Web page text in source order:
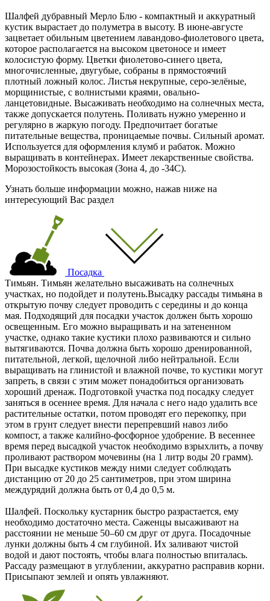
Шалфей дубравный Мерло Блю - компактный и аккуратный
кустик вырастает до полуметра в высоту. В июне-августе
зацветает обильным цветением лавандово-фиолетового цвета,
которое располагается на высоком цветоносе и имеет
колосистую форму. Цветки фиолетово-синего цвета,
многочисленные, двугубые, собраны в прямостоячий
плотный ложный колос. Листья некрупные, серо-зелёные,
морщинистые, с волнистыми краями, овально-
ланцетовидные. Высаживать необходимо на солнечных места,
также допускается полутень. Поливать нужно умеренно и
регулярно в жаркую погоду. Предпочитает богатые
питательные вещества, проницаемые почвы. Сильный аромат.
Используется для оформления клумб и рабаток. Можно
выращивать в контейнерах. Имеет лекарственные свойства.
Морозостойкость высокая (Зона 4, до -34С).
Узнать больше информации можно, нажав ниже на
интересующий Вас раздел
Посадка
Тимьян. Тимьян желательно высаживать на солнечных
участках, но подойдет и полутень.Высадку рассады тимьяна в
открытую почву следует проводить с середины и до конца
мая. Подходящий для посадки участок должен быть хорошо
освещенным. Его можно выращивать и на затененном
участке, однако такие кустики плохо развиваются и сильно
вытягиваются. Почва должна быть хорошо дренированной,
питательной, легкой, щелочной либо нейтральной. Если
выращивать на глинистой и влажной почве, то кустики могут
запреть, в связи с этим может понадобиться организовать
хороший дренаж. Подготовкой участка под посадку следует
заняться в осеннее время. Для начала с него надо удалить все
растительные остатки, потом проводят его перекопку, при
этом в грунт следует внести перепревший навоз либо
компост, а также калийно-фосфорное удобрение. В весеннее
время перед высадкой участок необходимо взрыхлить, а почву
проливают раствором мочевины (на 1 литр воды 20 грамм).
При высадке кустиков между ними следует соблюдать
дистанцию от 20 до 25 сантиметров, при этом ширина
междурядий должна быть от 0,4 до 0,5 м.
Шалфей. Поскольку кустарник быстро разрастается, ему
необходимо достаточно места. Саженцы высаживают на
расстоянии не меньше 50–60 см друг от друга. Посадочные
лунки должны быть 4 см глубиной. Их заливают чистой
водой и дают постоять, чтобы влага полностью впиталась.
Рассаду размещают в углублении, аккуратно расправив корни.
Присыпают землей и опять увлажняют.